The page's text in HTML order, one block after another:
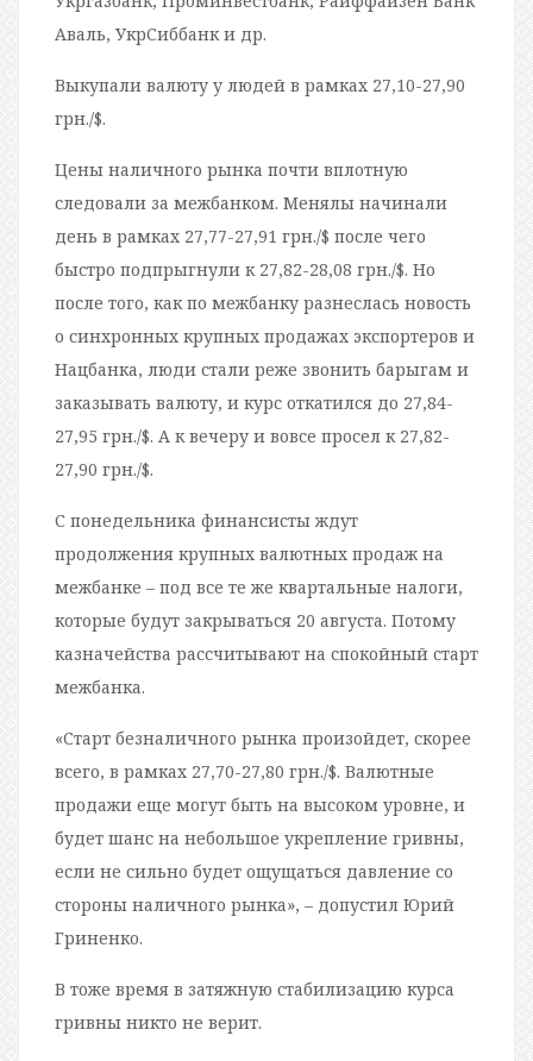
Аваль, УкрСиббанк и др.
Выкупали валюту у людей в рамках 27,10-27,90
грн./$.
Цены наличного рынка почти вплотную
следовали за межбанком. Менялы начинали
день в рамках 27,77-27,91 грн./$ после чего
быстро подпрыгнули к 27,82-28,08 грн./$. Но
после того, как по межбанку разнеслась новость
о синхронных крупных продажах экспортеров и
Нацбанка, люди стали реже звонить барыгам и
заказывать валюту, и курс откатился до 27,84-
27,95 грн./$. А к вечеру и вовсе просел к 27,82-
27,90 грн./$.
С понедельника финансисты ждут
продолжения крупных валютных продаж на
межбанке – под все те же квартальные налоги,
которые будут закрываться 20 августа. Потому
казначейства рассчитывают на спокойный старт
межбанка.
«Старт безналичного рынка произойдет, скорее
всего, в рамках 27,70-27,80 грн./$. Валютные
продажи еще могут быть на высоком уровне, и
будет шанс на небольшое укрепление гривны,
если не сильно будет ощущаться давление со
стороны наличного рынка», – допустил Юрий
Гриненко.
В тоже время в затяжную стабилизацию курса
гривны никто не верит.